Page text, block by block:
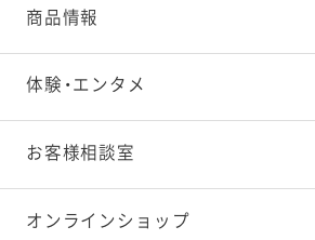
とっておきレシピトップ
素材の知識
料理の基本
特集レシピ
商品情報
商品情報トップ
新商品・リニューアル品一覧
販売終了商品一覧
体験・エンタメ
体験・エンタメトップ
マヨテラス（見学施設）
お客様相談室
お客様相談室トップ
オンラインショップ